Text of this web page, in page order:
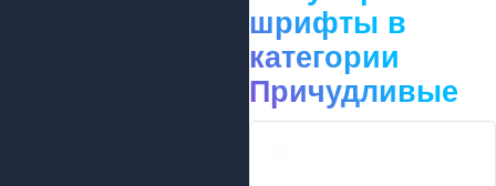
шрифты в
категории
Причудливые